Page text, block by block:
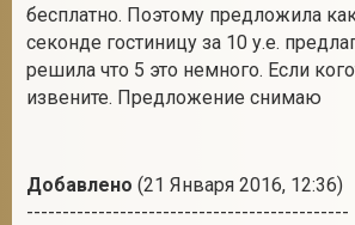
бесплатно. Поэтому предложила
секонде гостиницу за 10 у.е.
решила что 5 это немного. Если
извените. Предложение снимаю
Добавлено (21 Января 2016, 12:36)
---------------------------------------------